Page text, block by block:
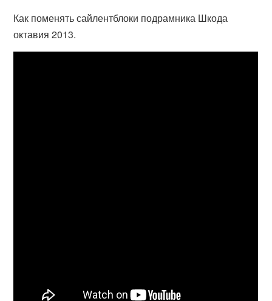
Как поменять сайлентблоки подрамника Шкода
октавия 2013.